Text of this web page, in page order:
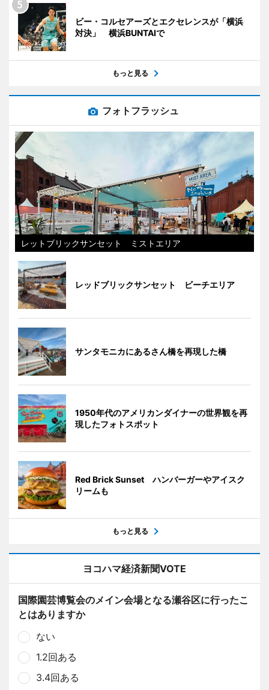
ビー・コルセアーズとエクセレンスが「横浜
対決」 横浜BUNTAIで
もっと見る
フォトフラッシュ
レットブリックサンセット ミストエリア
レッドブリックサンセット ビーチエリア
サンタモニカにあるさん橋を再現した橋
1950年代のアメリカンダイナーの世界観を再
現したフォトスポット
Red Brick Sunset ハンバーガーやアイスク
リームも
もっと見る
ヨコハマ経済新聞VOTE
国際園芸博覧会のメイン会場となる瀬谷区に行ったこ
とはありますか
ない
1.2回ある
3.4回ある